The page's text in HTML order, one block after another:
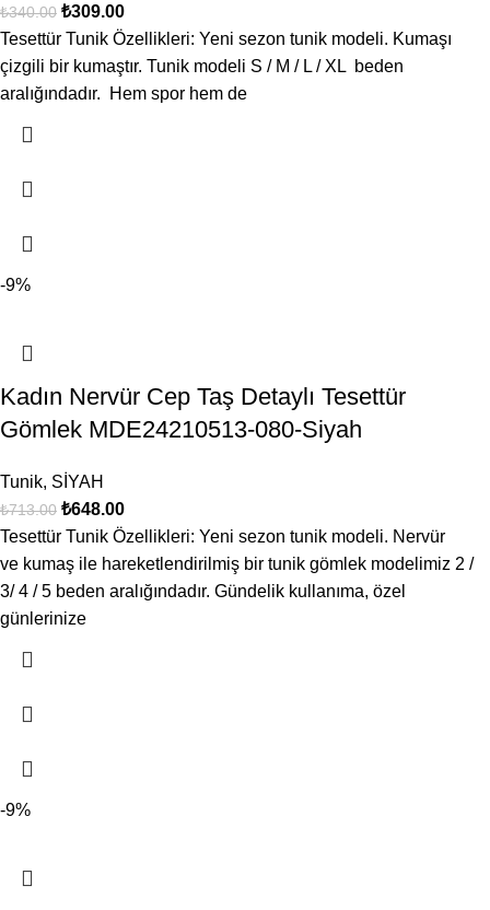
₺340.00 ₺309.00
Tesettür Tunik Özellikleri: Yeni sezon tunik modeli. Kumaşı
çizgili bir kumaştır. Tunik modeli S / M / L / XL beden
aralığındadır. Hem spor hem de
-9%
Kadın Nervür Cep Taş Detaylı Tesettür
Gömlek MDE24210513-080-Siyah
Tunik, SİYAH
₺713.00 ₺648.00
Tesettür Tunik Özellikleri: Yeni sezon tunik modeli. Nervür
ve kumaş ile hareketlendirilmiş bir tunik gömlek modelimiz 2 /
3/ 4 / 5 beden aralığındadır. Gündelik kullanıma, özel
günlerinize
-9%